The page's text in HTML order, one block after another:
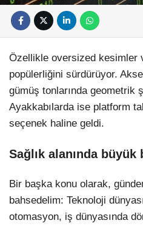
Özellikle oversized kesimler
popülerliğini sürdürüyor.
gümüş tonlarında geometrik
Ayakkabılarda ise platform
seçenek haline geldi.
Sağlık alanında
Bir başka konu olarak,
bahsedelim: Teknoloji
otomasyon, iş dünyasında